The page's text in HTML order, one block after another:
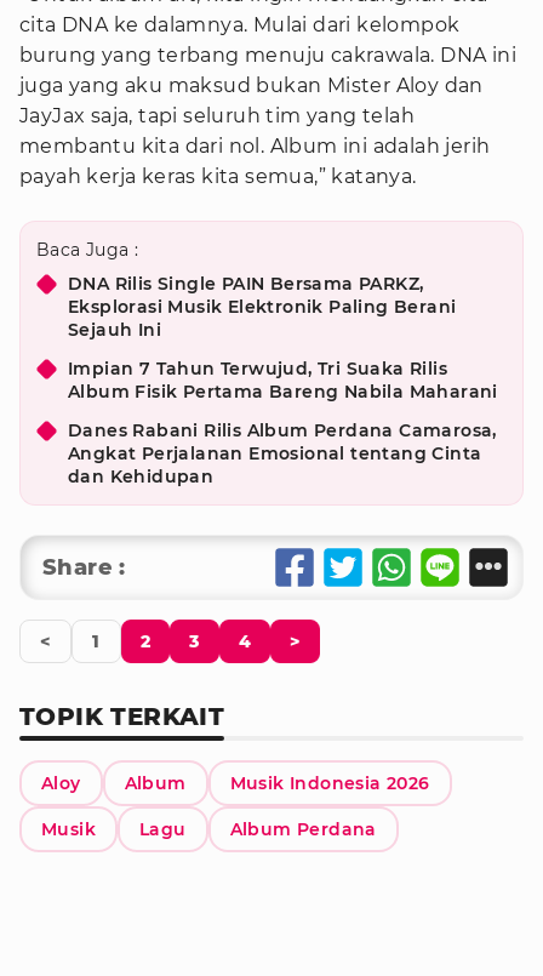
cita DNA ke dalamnya. Mulai dari kelompok
burung yang terbang menuju cakrawala. DNA ini
juga yang aku maksud bukan Mister Aloy dan
JayJax saja, tapi seluruh tim yang telah
membantu kita dari nol. Album ini adalah jerih
payah kerja keras kita semua,” katanya.
Baca Juga :
DNA Rilis Single PAIN Bersama PARKZ,
Eksplorasi Musik Elektronik Paling Berani
Sejauh Ini
Impian 7 Tahun Terwujud, Tri Suaka Rilis
Album Fisik Pertama Bareng Nabila Maharani
Danes Rabani Rilis Album Perdana Camarosa,
Angkat Perjalanan Emosional tentang Cinta
dan Kehidupan
Share :
< 1 2 3 4 >
TOPIK TERKAIT
Aloy Album Musik Indonesia 2026
Musik Lagu Album Perdana